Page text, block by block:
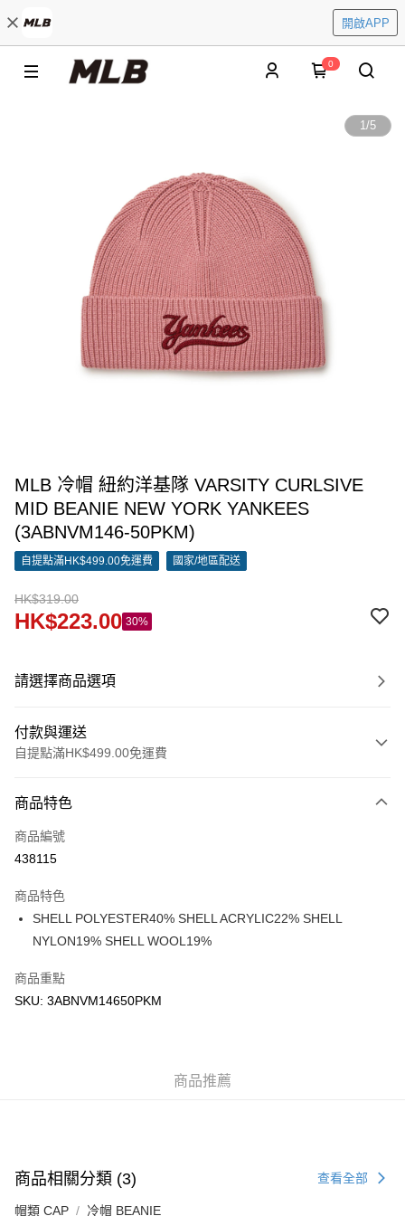
開啟APP
0
1/5
MLB 冷帽 紐約洋基隊 VARSITY CURLSIVE
MID BEANIE NEW YORK YANKEES
(3ABNVM146-50PKM)
自提點滿HK$499.00免運費 國家/地區配送
HK$319.00
HK$223.00 30%
請選擇商品選項
付款與運送
自提點滿HK$499.00免運費
信用卡
Apple Pay
AlipayHK
WeChat Pay
商品特色
商品編號
438115
商品特色
SHELL POLYESTER40% SHELL ACRYLIC22% SHELL
NYLON19% SHELL WOOL19%
商品重點
SKU: 3ABNVM14650PKM
商品推薦
商品相關分類 (3) 查看全部
帽類 CAP 冷帽 BEANIE